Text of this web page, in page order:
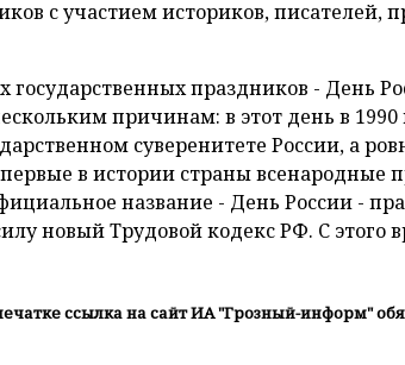
с участием историков, писателей,
праздников - День
причинам: в этот день в 1990
суверенитете России, а
первые в истории страны всенародные
название - День России -
новый Трудовой кодекс РФ. С этого
ссылка на сайт ИА "Грозный-информ"